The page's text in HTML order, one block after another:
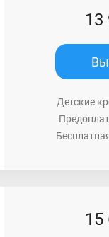
13
Детские
15